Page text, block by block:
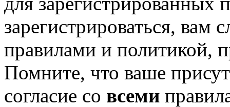
зарегистрироваться, вам
правилами и политикой,
Помните, что ваше
согласие со всеми